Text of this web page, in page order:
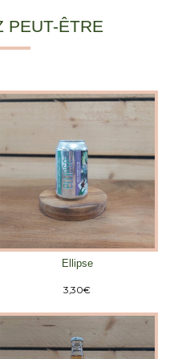
PEUT-ÊTRE
Ellipse
3,30€